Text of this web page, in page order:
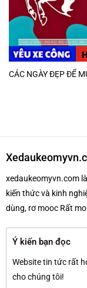
CÁC NGÀY ĐẸP ĐỂ
xedaukeomyvn.com
kiến thức và kinh
dùng, rơ mooc Rất
Ý kiến bạn đọc
Website tin tức rất
cho chúng tôi!